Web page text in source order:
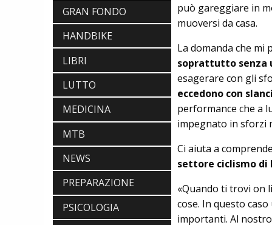
GRAN FONDO
HANDBIKE
LIBRI
LUTTO
MEDICINA
MTB
NEWS
PREPARAZIONE
PSICOLOGIA
NEWS
NASCE «ANTONIO COLOMBO
INNOVATION & DESIGN AWARD»: A
DELL'INNOVAZIONE NEL CICLISMO
SCARPE
può gareggiare in
muoversi da casa.
La domanda che mi
soprattutto senza
esagerare con gli
eccedono con
performance che a
impegnato in sforzi
Ci aiuta a
settore ciclismo di
«Quando ti trovi on
cose. In questo
importanti. Al